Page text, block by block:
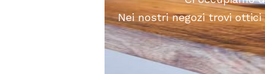
Nei nostri negozi trovi